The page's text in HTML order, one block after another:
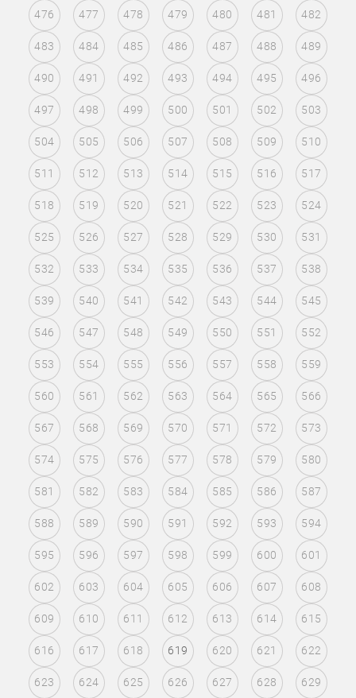
476 477 478 479 480 481 482
483 484 485 486 487 488 489
490 491 492 493 494 495 496
497 498 499 500 501 502 503
504 505 506 507 508 509 510
511 512 513 514 515 516 517
518 519 520 521 522 523 524
525 526 527 528 529 530 531
532 533 534 535 536 537 538
539 540 541 542 543 544 545
546 547 548 549 550 551 552
553 554 555 556 557 558 559
560 561 562 563 564 565 566
567 568 569 570 571 572 573
574 575 576 577 578 579 580
581 582 583 584 585 586 587
588 589 590 591 592 593 594
595 596 597 598 599 600 601
602 603 604 605 606 607 608
609 610 611 612 613 614 615
616 617 618 619 620 621 622
623 624 625 626 627 628 629